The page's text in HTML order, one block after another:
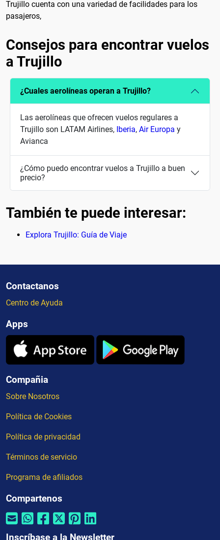
Trujillo cuenta con una variedad de facilidades para los
pasajeros,
Consejos para encontrar vuelos
a Trujillo
¿Cuales aerolíneas operan a Trujillo?
Las aerolíneas que ofrecen vuelos regulares a
Trujillo son LATAM Airlines, Iberia, Air Europa y
Avianca
¿Cómo puedo encontrar vuelos a Trujillo a buen
precio?
También te puede interesar:
Explora Trujillo: Guía de Viaje
Contactanos
Centro de Ayuda
Apps
Compañia
Sobre Nosotros
Política de Cookies
Política de privacidad
Términos de servicio
Programa de afiliados
Compartenos
Inscríbase a la Newsletter